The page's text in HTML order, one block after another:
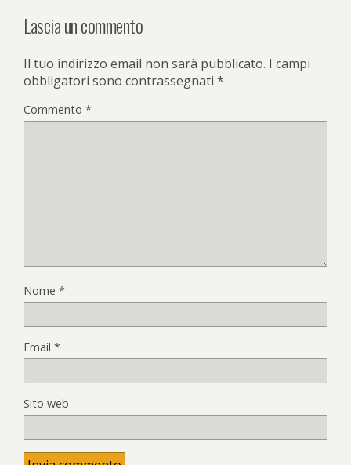
Lascia un commento
Il tuo indirizzo email non sarà pubblicato. I campi
obbligatori sono contrassegnati *
Commento *
Nome *
Email *
Sito web